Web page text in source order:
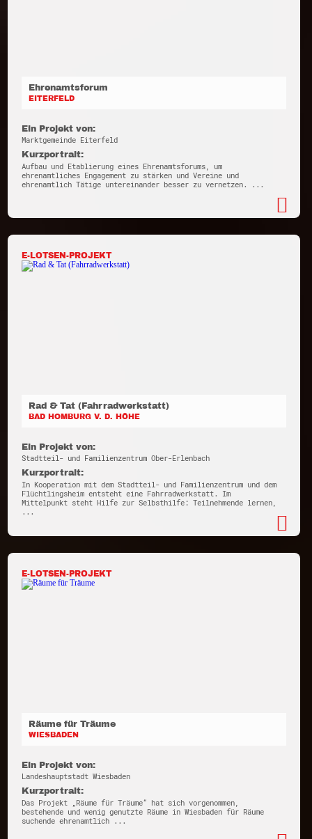
Ehrenamtsforum
EITERFELD
Ein Projekt von:
Marktgemeinde Eiterfeld
Kurzportrait:
Aufbau und Etablierung eines Ehrenamtsforums, um
ehrenamtliches Engagement zu stärken und Vereine und
ehrenamtlich Tätige untereinander besser zu vernetzen. ...
E-LOTSEN-PROJEKT
Rad & Tat (Fahrradwerkstatt)
BAD HOMBURG V. D. HÖHE
Ein Projekt von:
Stadtteil- und Familienzentrum Ober-Erlenbach
Kurzportrait:
In Kooperation mit dem Stadtteil- und Familienzentrum und dem
Flüchtlingsheim entsteht eine Fahrradwerkstatt. Im
Mittelpunkt steht Hilfe zur Selbsthilfe: Teilnehmende lernen,
...
E-LOTSEN-PROJEKT
Räume für Träume
WIESBADEN
Ein Projekt von:
Landeshauptstadt Wiesbaden
Kurzportrait:
Das Projekt „Räume für Träume“ hat sich vorgenommen,
bestehende und wenig genutzte Räume in Wiesbaden für Räume
suchende ehrenamtlich ...